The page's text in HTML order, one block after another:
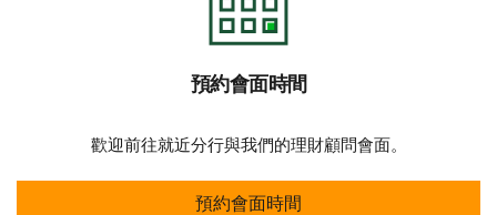
預約會面時間
歡迎前往就近分行與我們的理財顧問會面。
預約會面時間
預約會面時間